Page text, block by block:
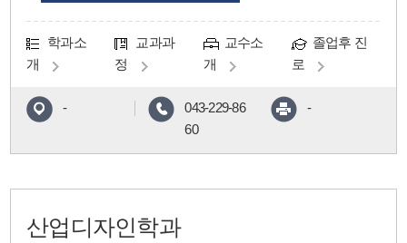
학과소
개
교과과
정
교수소
개
졸업후 진
로
-
043-229-86
60
-
산업디자인학과